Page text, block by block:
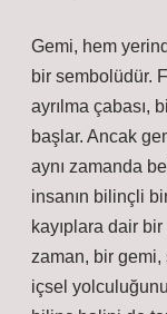
Gemi, hem
bir sembolüdür.
ayrılma çabası,
başlar. Ancak
aynı zamanda
insanın bilinçli
kayıplara dair
zaman, bir gemi,
içsel